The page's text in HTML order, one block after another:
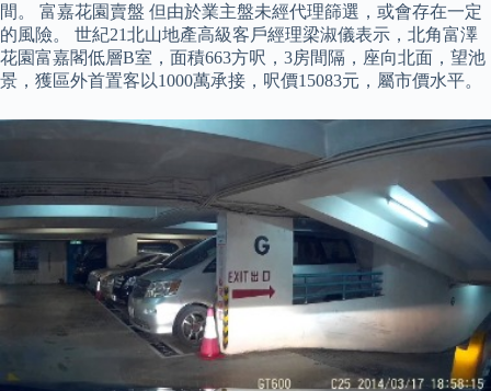
間。 富嘉花園賣盤 但由於業主盤未經代理篩選，或會存在一定
的風險。 世紀21北山地產高級客戶經理梁淑儀表示，北角富澤
花園富嘉閣低層B室，面積663方呎，3房間隔，座向北面，望池
景，獲區外首置客以1000萬承接，呎價15083元，屬市價水平。